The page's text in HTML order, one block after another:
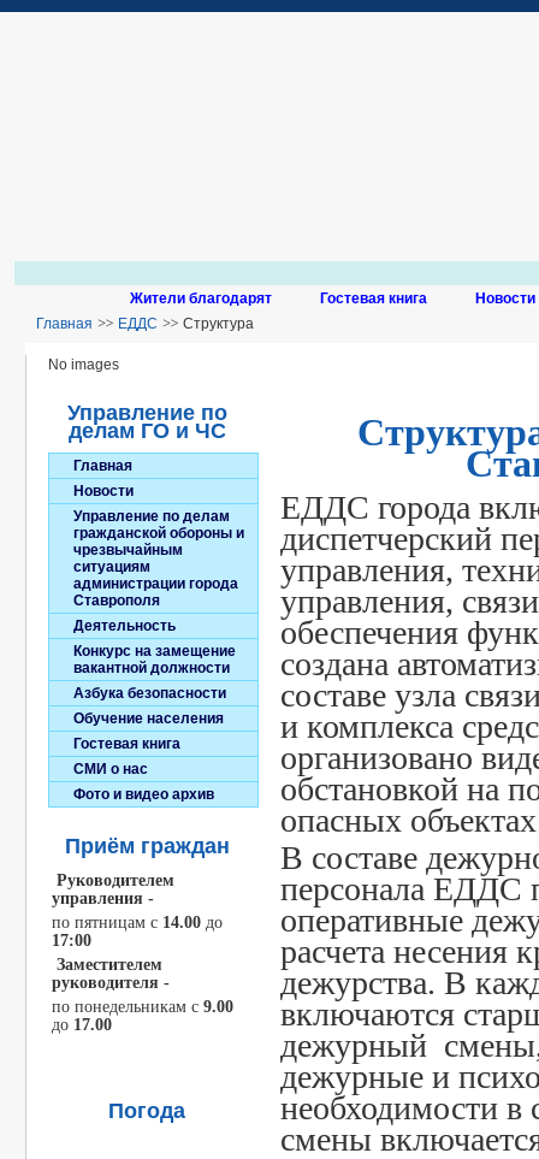
Жители благодарят Гостевая книга
Новости
Главная
ЕДДС Структура
No images
Управление по
делам ГО и ЧС
Главная
Новости
Управление по делам
гражданской обороны и
чрезвычайным
ситуациям
администрации города
Ставрополя
Деятельность
Конкурс на замещение
вакантной должности
Азбука безопасности
Обучение населения
Гостевая книга
СМИ о нас
Фото и видео архив
Приём граждан
Руководителем
управления -
по пятницам c 14.00 до
17:00
Заместителем
руководителя -
по понедельникам с 9.00
до 17.00
Погода
ЕДДС города
диспетчерский
управления,
управления,
обеспечения
создана
составе узла
и комплекса
организовано
обстановкой на
опасных
В составе
персонала ЕДДС
оперативные
расчета несения
дежурства. В
включаются
дежурный
дежурные и
необходимости в
смены